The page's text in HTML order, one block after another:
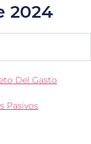
2024
Del Gasto
Pasivos